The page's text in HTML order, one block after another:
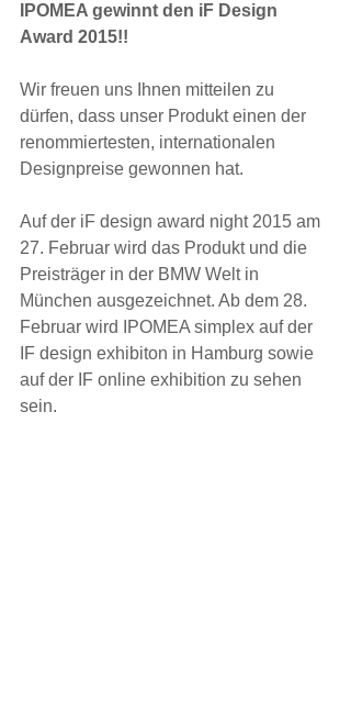
IPOMEA gewinnt den iF Design
Award 2015!!
Wir freuen uns Ihnen mitteilen zu
dürfen, dass unser Produkt einen der
renommiertesten, internationalen
Designpreise gewonnen hat.
Auf der iF design award night 2015 am
27. Februar wird das Produkt und die
Preisträger in der BMW Welt in
München ausgezeichnet. Ab dem 28.
Februar wird IPOMEA simplex auf der
IF design exhibiton in Hamburg sowie
auf der IF online exhibition zu sehen
sein.